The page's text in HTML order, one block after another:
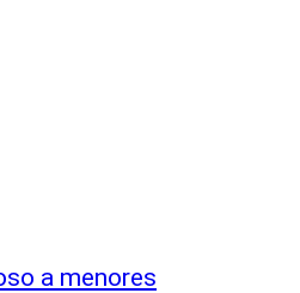
a menores